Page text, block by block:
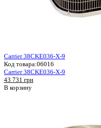
Carrier 38CKE036-X-9
Код товара:06016
Carrier 38CKE036-X-9
43 731 грн
В корзину